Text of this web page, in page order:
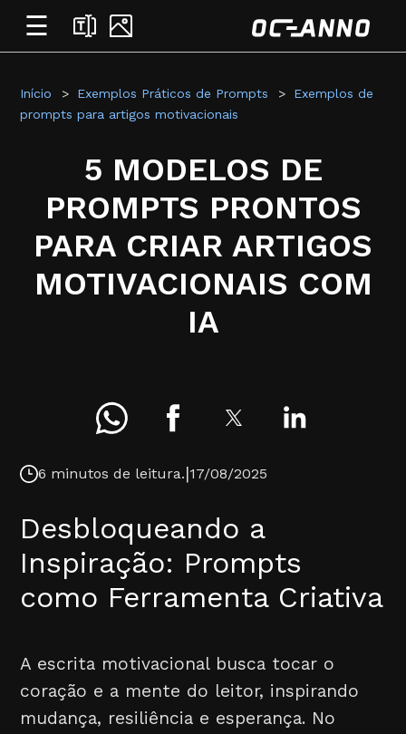
☰
Início Exemplos Práticos de Prompts
Exemplos de
prompts para artigos motivacionais
5 MODELOS DE
PROMPTS PRONTOS
PARA CRIAR ARTIGOS
MOTIVACIONAIS COM
IA
6 minutos de leitura.|17/08/2025
Desbloqueando a
Inspiração: Prompts
como Ferramenta Criativa
A escrita motivacional busca tocar o
coração e a mente do leitor, inspirando
mudança, resiliência e esperança. No